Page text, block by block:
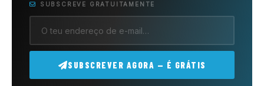
SUBSCREVE GRATUITAMENTE
SUBSCREVER AGORA — É GRÁTIS